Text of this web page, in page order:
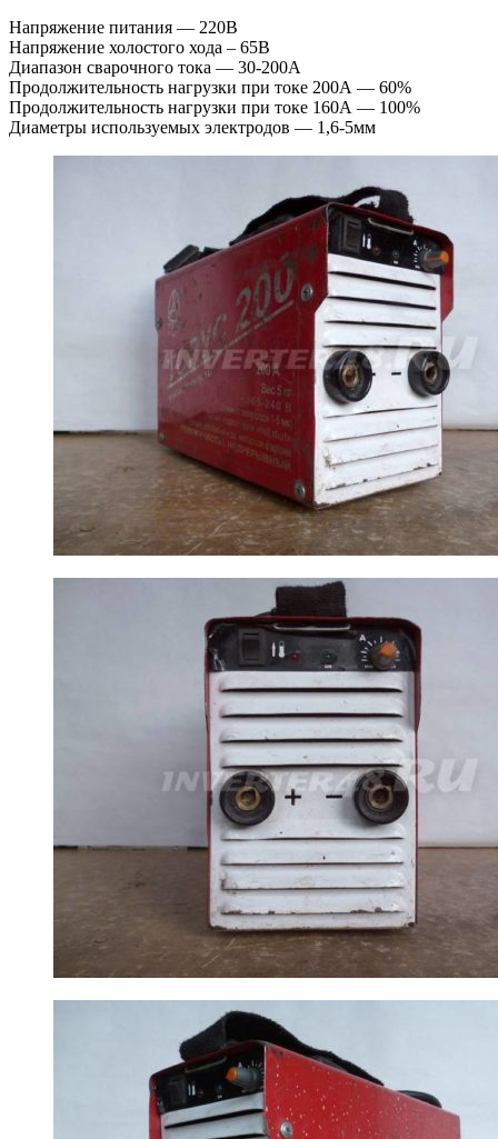
Напряжение питания — 220В
Напряжение холостого хода – 65В
Диапазон сварочного тока — 30-200А
Продолжительность нагрузки при токе 200А — 60%
Продолжительность нагрузки при токе 160А — 100%
Диаметры используемых электродов — 1,6-5мм